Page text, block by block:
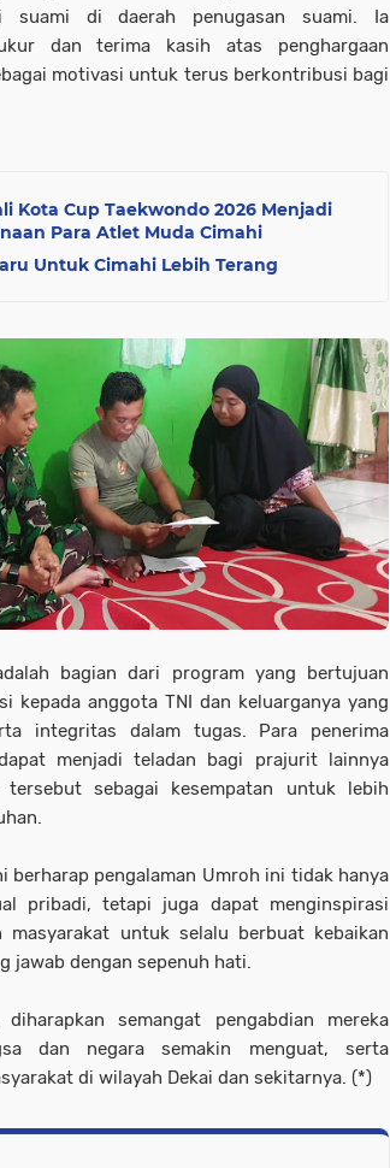
suami di daerah penugasan suami. Ia
dan terima kasih atas penghargaan
motivasi untuk terus berkontribusi bagi
Kota Cup Taekwondo 2026 Menjadi
Para Atlet Muda Cimahi
Untuk Cimahi Lebih Terang
bagian dari program yang bertujuan
kepada anggota TNI dan keluarganya yang
integritas dalam tugas. Para penerima
menjadi teladan bagi prajurit lainnya
sebagai kesempatan untuk lebih
berharap pengalaman Umroh ini tidak hanya
pribadi, tetapi juga dapat menginspirasi
masyarakat untuk selalu berbuat kebaikan
jawab dengan sepenuh hati.
semangat pengabdian mereka
dan negara semakin menguat, serta
di wilayah Dekai dan sekitarnya. (*)